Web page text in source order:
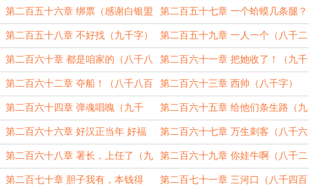
晚第二章，七千二百字，求月票） 风刺屠神）
第二百五十六章 绑票（感谢白银盟
独角龙）
第二百五十七章 一个蛤蟆几条腿？
第二百五十八章 不好找（九千字） 第二百五十九章 一人一个（八千二
百字）
第二百六十章 都是咱家的（八千八
百字）
第二百六十一章 把她收了！（九千
字）
第二百六十二章 夺船！（八千八百
字）
第二百六十三章 西帅（八千字）
第二百六十四章 弹魂唱魄（九千
字）
第二百六十五章 给他们条生路（九
千字）
第二百六十六章 好汉正当年 好福
在眼前！（八千八百字）
第二百六十七章 万生刺客（八千六
百字）
第二百六十八章 署长，上任了（九
千六百字）
第二百六十九章 你娃牛啊（八千二
百字）
第二百七十章 胆子我有，本钱得 第二百七十一章 三河口（八千四百